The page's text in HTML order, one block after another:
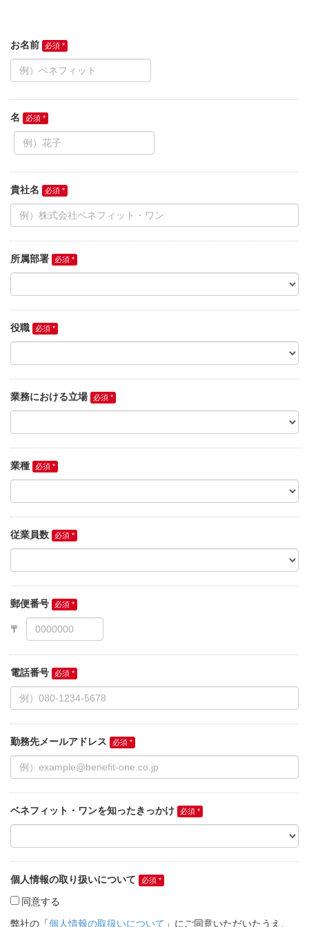
お名前
名
貴社名
所属部署
役職
業務における立場
業種
従業員数
郵便番号
電話番号
勤務先メールアドレス
ベネフィット・ワンを知ったきっかけ
個人情報の取り扱いについて
同意する
弊社の「個人情報の取扱いについて 」にご同意いただいたうえ、